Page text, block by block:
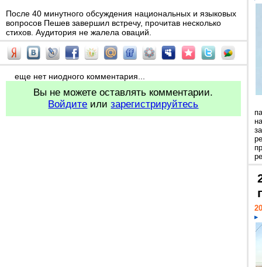
После 40 минутного обсуждения национальных и языковых
вопросов Пешев завершил встречу, прочитав несколько
стихов. Аудитория не жалела оваций.
еще нет ниодного комментария...
Вы не можете оставлять комментарии.
Войдите илизарегистрируйтесь